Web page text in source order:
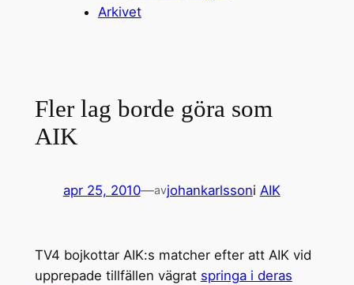
Arkivet
Fler lag borde göra som
AIK
apr 25, 2010—avjohankarlssoni AIK
TV4 bojkottar AIK:s matcher efter att AIK vid
upprepade tillfällen vägrat springa i deras